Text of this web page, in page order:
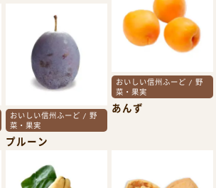
おいしい信州ふーど / 野
菜・果実
あんず
おいしい信州ふーど / 野
菜・果実
プルーン